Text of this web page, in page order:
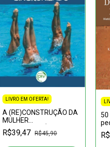
LIVRO EM OFERTA!
A (RE)CONSTRUÇÃO DA
MULHER
CONTEMPORÂNEA:Um
novo pensar sobre a
R$39,47 R$45,90
50